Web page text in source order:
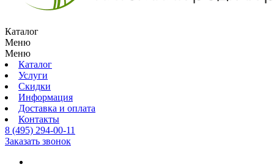
Каталог
Меню
Меню
Каталог
Услуги
Скидки
Информация
Доставка и оплата
Контакты
8 (495) 294-00-11
Заказать звонок